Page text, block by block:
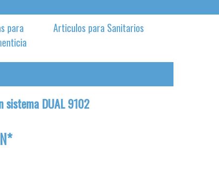
para
Articulos para Sanitarios
sistema DUAL 9102